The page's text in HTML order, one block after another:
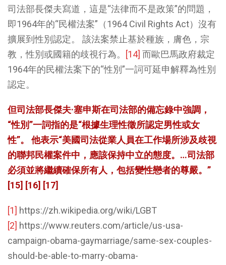
司法部長傑夫寫道，這是“法律而不是政策”的問題，
即1964年的“民權法案”（1964 Civil Rights Act）沒有
擴展到性別認定。 該法案禁止基於種族，膚色，宗
教，性別或國籍的歧視行為。
[14] 而歐巴馬政府裁定
1964年的民權法案下的“性別”一詞可延申解釋為性別
認定。
但司法部長傑夫·塞申斯在司法部的備忘錄中強調，
“性別”一詞指的是“根據生理性徵所認定男性或女
性”。 他表示“美國司法從業人員在工作場所涉及歧視
的聯邦民權案件中，應該保持中立的態度。…司法部
必須並將繼續確保所有人，包括變性戀者的尊嚴。”
[15] [16] [17]
[1] https://zh.wikipedia.org/wiki/LGBT
[2] https://www.reuters.com/article/us-usa-
campaign-obama-gaymarriage/same-sex-couples-
should-be-able-to-marry-obama-